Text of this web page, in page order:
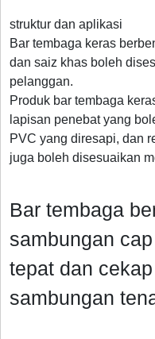
struktur dan aplikasi
Bar tembaga keras
dan saiz khas boleh
pelanggan.
Produk bar tembaga
lapisan penebat yang
PVC yang diresapi, dan
juga boleh disesuaikan
Bar tembaga
sambungan
tepat dan
sambungan